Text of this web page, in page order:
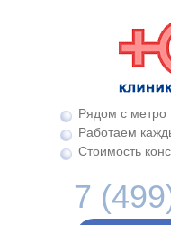
Рядом с метро
Работаем
Стоимость
7